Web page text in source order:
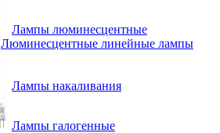
Лампы люминесцентные
Люминесцентные линейные лампы
Лампы накаливания
Лампы галогенные